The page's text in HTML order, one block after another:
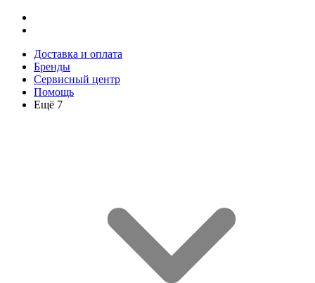
Доставка и оплата
Бренды
Сервисный центр
Помощь
Ещё 7